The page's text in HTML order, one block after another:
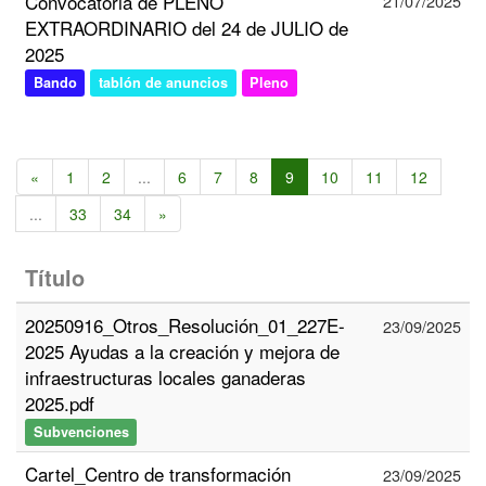
EXTRAORDINARIO del 24 de JULIO de
2025
Bando tablón de anuncios Pleno
« 1 2 ... 6 7 8 9 10 11
12
...
33 34 »
Título
20250916_Otros_Resolución_01_227E-
2025 Ayudas a la creación y mejora de
infraestructuras locales ganaderas
2025.pdf
Subvenciones
23/09/2025
Cartel_Centro de transformación 23/09/2025